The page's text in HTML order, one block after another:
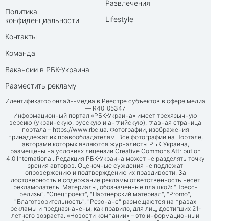
Политика
конфиденциальности
Контакты
Команда
Вакансии в РБК-Украина
Разместить рекламу
Развлечения
Lifestyle
Идентификатор онлайн-медиа в Реестре субъектов в сфере медиа
— R40-05347
Информационный портал «РБК-Украина» имеет трехязычную
версию (украинскую, русскую и английскую), главная страница
портала – https://www.rbc.ua. Фотографии, изображения
принадлежат их правообладателям. Все фотографии на Портале,
авторами которых являются журналисты РБК-Украина,
размещены на условиях лицензии Creative Commons Attribution
4.0 International. Редакция РБК-Украина может не разделять точку
зрения авторов. Оценочные суждения не подлежат
опровержению и подтверждению их правдивости. За
достоверность и содержание рекламы ответственность несет
рекламодатель. Материалы, обозначенные плашкой: "Пресс-
релизы", "Спецпроект", "Партнерский материал", "Promo",
"Благотворительность", "Резонанс" размещаются на правах
рекламы и предназначены, как правило, для лиц, достигших 21-
летнего возраста. «Новости компании» – это информационный